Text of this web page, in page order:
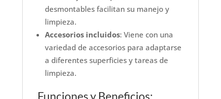
desmontables facilitan su manejo y
limpieza.
Accesorios incluidos: Viene con una
variedad de accesorios para adaptarse
a diferentes superficies y tareas de
limpieza.
Funciones y Beneficios: